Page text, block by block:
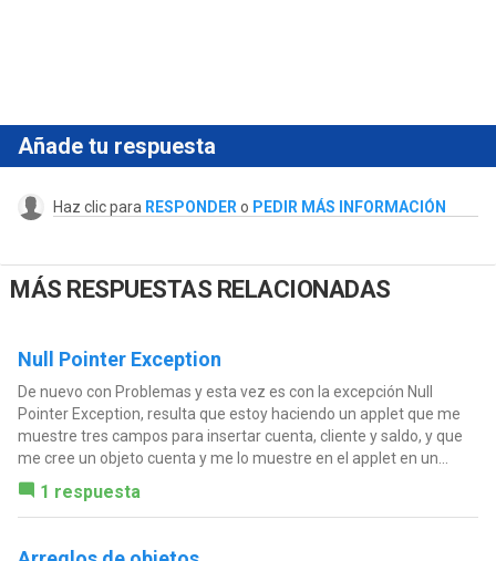
Añade tu respuesta
Haz clic para RESPONDER o PEDIR MÁS INFORMACIÓN
MÁS RESPUESTAS RELACIONADAS
Null Pointer Exception
De nuevo con Problemas y esta vez es con la excepción Null
Pointer Exception, resulta que estoy haciendo un applet que me
muestre tres campos para insertar cuenta, cliente y saldo, y que
me cree un objeto cuenta y me lo muestre en el applet en un...
1 respuesta